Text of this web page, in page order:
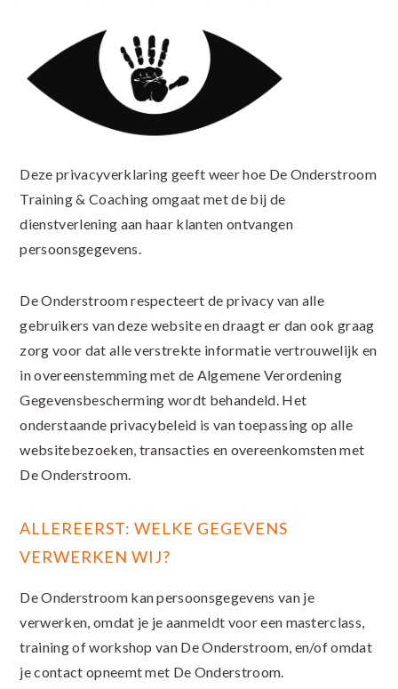
Deze privacyverklaring geeft weer hoe De Onderstroom
Training & Coaching omgaat met de bij de
dienstverlening aan haar klanten ontvangen
persoonsgegevens.
De Onderstroom respecteert de privacy van alle
gebruikers van deze website en draagt er dan ook graag
zorg voor dat alle verstrekte informatie vertrouwelijk en
in overeenstemming met de Algemene Verordening
Gegevensbescherming wordt behandeld. Het
onderstaande privacybeleid is van toepassing op alle
websitebezoeken, transacties en overeenkomsten met
De Onderstroom.
ALLEREERST: WELKE GEGEVENS
VERWERKEN WIJ?
De Onderstroom kan persoonsgegevens van je
verwerken, omdat je je aanmeldt voor een masterclass,
training of workshop van De Onderstroom, en/of omdat
je contact opneemt met De Onderstroom.